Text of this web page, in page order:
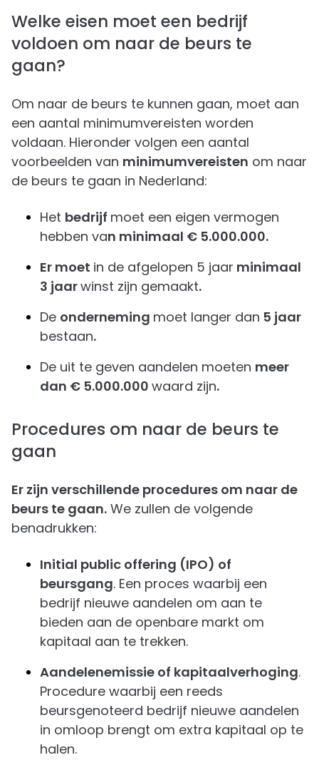
Welke eisen moet een bedrijf
voldoen om naar de beurs te
gaan?
Om naar de beurs te kunnen gaan, moet aan
een aantal minimumvereisten worden
voldaan. Hieronder volgen een aantal
voorbeelden van minimumvereisten om naar
de beurs te gaan in Nederland:
Het bedrijf moet een eigen vermogen
hebben van minimaal € 5.000.000.
Er moet in de afgelopen 5 jaar minimaal
3 jaarwinst zijn gemaakt.
De onderneming moet langer dan 5 jaar
bestaan.
De uit te geven aandelen moeten meer
dan € 5.000.000 waard zijn.
Procedures om naar de beurs te
gaan
Er zijn verschillende procedures om naar de
beurs te gaan. We zullen de volgende
benadrukken:
Initial public offering (IPO) of
beursgang. Een proces waarbij een
bedrijf nieuwe aandelen om aan te
bieden aan de openbare markt om
kapitaal aan te trekken.
Aandelenemissie of kapitaalverhoging.
Procedure waarbij een reeds
beursgenoteerd bedrijf nieuwe aandelen
in omloop brengt om extra kapitaal op te
halen.